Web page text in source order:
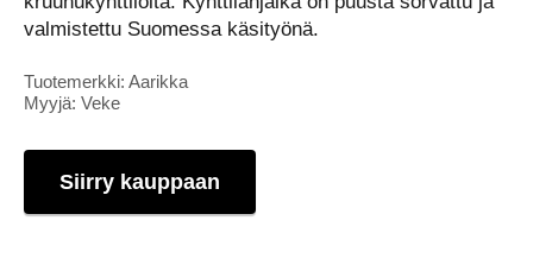
valmistettu Suomessa käsityönä.
Tuotemerkki: Aarikka
Myyjä: Veke
Siirry kauppaan